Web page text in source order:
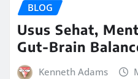
BLOG
Usus Sehat,
Gut-Brain
Kenneth Adams